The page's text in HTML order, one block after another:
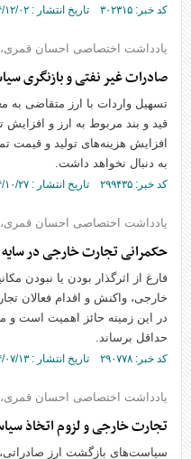
کد خبر: ۳۰۲۳۱۵ تاریخ انتشار : ۱۴۰۴/۱۲/۰۲
یادداشت اختصاصی احسان قمری،
صادرات غیر نفتی و بازنگری
تسهیل واردات با ارز متقاضی به
قید و بند مربوط به ارز و افزایش
افزایش هزینه‌های تولید و قیمت
به دنبال نخواهد داشت.
کد خبر: ۲۹۹۴۳۵ تاریخ انتشار : ۱۴۰۴/۱۰/۲۷
یادداشت اختصاصی احسان قمری،
حکمرانی تجارت خارجی در
فارغ از اثرگذار بودن یا نبودن
خارجی، واکنش و اقدام فعالان
در این زمینه حائز اهمیت است و
حداقل برساند.
کد خبر: ۲۹۰۷۷۸ تاریخ انتشار : ۱۴۰۴/۰۷/۱۳
یادداشت اختصاصی احسان قمری،
تجارت خارجی و لزوم اتخاذ
سیاست‌های بازگشت ارز صادراتی،